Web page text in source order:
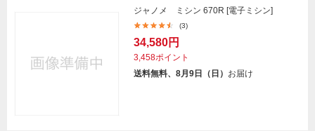
ジャノメ ミシン 670R [電子ミシン]
(3)
34,580円
3,458ポイント
送料無料、8月9日（日） お届け